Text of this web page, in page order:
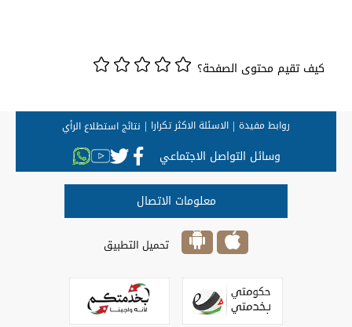
كيف تقيم محتوى الصفحة؟
روابط مفيدة الاسئلة الاكثر تكرارا نتائج استطلاع الرأي
وسائل التواصل الاجتماعي
معلومات الاتصال
تحميل التطبيق